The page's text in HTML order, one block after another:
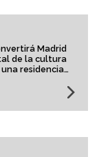
Madrid
de la cultura
residencia